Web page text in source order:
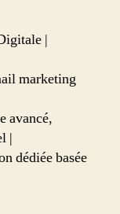
|
marketing
avancé,
|
dédiée basée